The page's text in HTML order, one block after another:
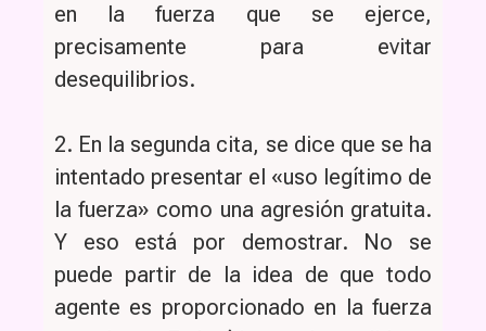
en la fuerza que se ejerce,
precisamente para evitar
desequilibrios.
2. En la segunda cita, se dice que se ha
intentado presentar el «uso legítimo de
la fuerza» como una agresión gratuita.
Y eso está por demostrar. No se
puede partir de la idea de que todo
agente es proporcionado en la fuerza